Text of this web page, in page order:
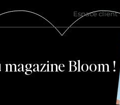
Espace client
magazine Bloom !